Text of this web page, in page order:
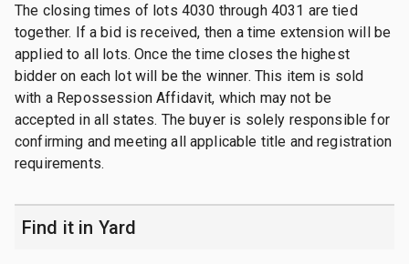
The closing times of lots 4030 through 4031 are tied
together. If a bid is received, then a time extension will be
applied to all lots. Once the time closes the highest
bidder on each lot will be the winner. This item is sold
with a Repossession Affidavit, which may not be
accepted in all states. The buyer is solely responsible for
confirming and meeting all applicable title and registration
requirements.
Find it in Yard